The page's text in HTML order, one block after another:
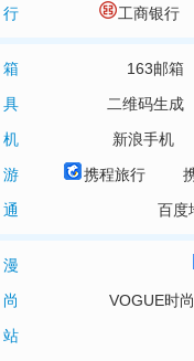
行
工商银行
箱
163邮箱
具
二维码生成
机
新浪手机
游
携程旅行
百度
VOGUE时
站